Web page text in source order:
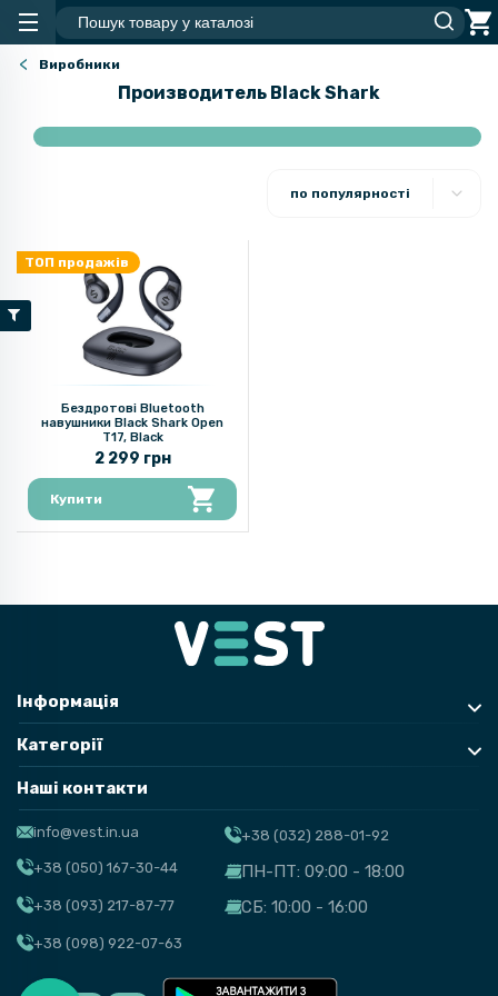
Виробники
Производитель Black Shark
по популярності
ТОП продажів
Бездротові Bluetooth
навушники Black Shark Open
T17, Black
2 299 грн
Купити
Інформація
Категорії
Наші контакти
info@vest.in.ua
+38 (050) 167-30-44
+38 (093) 217-87-77
+38 (098) 922-07-63
+38 (032) 288-01-92
ПН-ПТ: 09:00 - 18:00
СБ: 10:00 - 16:00